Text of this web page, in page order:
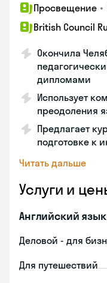
Просвещение •
British Council
Окончила
дипломами
Использует
преодоления
Предлагает
подготовке к
Читать дальше
Услуги и
Английский язык
Деловой - для
Для путешествий